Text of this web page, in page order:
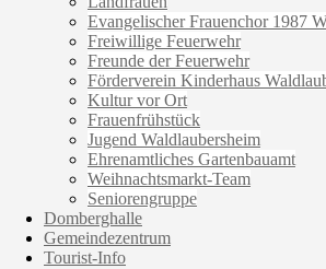
Evangelischer Frauenchor 1987
Freiwillige Feuerwehr
Freunde der Feuerwehr
Förderverein Kinderhaus
Kultur vor Ort
Frauenfrühstück
Jugend Waldlaubersheim
Ehrenamtliches Gartenbauamt
Weihnachtsmarkt-Team
Seniorengruppe
Domberghalle
Gemeindezentrum
Tourist-Info